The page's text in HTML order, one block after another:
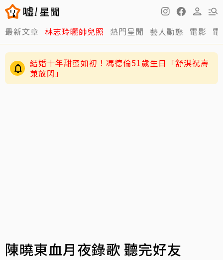
最新文章 林志玲曬帥兒照 熱門星聞 藝人動態 電影
結婚十年甜蜜如初！馮德倫51歲生日「舒淇祝壽
兼放閃」
陳曉東血月夜錄歌 聽完好友